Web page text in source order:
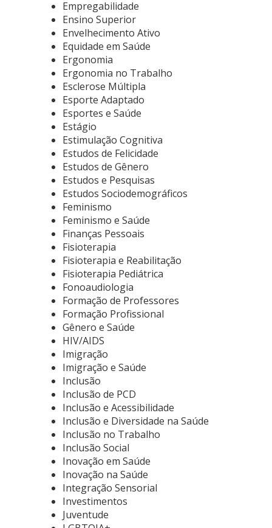
Empregabilidade
Ensino Superior
Envelhecimento Ativo
Equidade em Saúde
Ergonomia
Ergonomia no Trabalho
Esclerose Múltipla
Esporte Adaptado
Esportes e Saúde
Estágio
Estimulação Cognitiva
Estudos de Felicidade
Estudos de Gênero
Estudos e Pesquisas
Estudos Sociodemográficos
Feminismo
Feminismo e Saúde
Finanças Pessoais
Fisioterapia
Fisioterapia e Reabilitação
Fisioterapia Pediátrica
Fonoaudiologia
Formação de Professores
Formação Profissional
Gênero e Saúde
HIV/AIDS
Imigração
Imigração e Saúde
Inclusão
Inclusão de PCD
Inclusão e Acessibilidade
Inclusão e Diversidade na Saúde
Inclusão no Trabalho
Inclusão Social
Inovação em Saúde
Inovação na Saúde
Integração Sensorial
Investimentos
Juventude